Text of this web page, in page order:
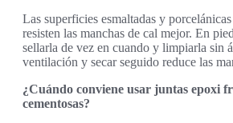
Las superficies esmaltadas y
resisten las manchas de cal mejor. En
sellarla de vez en cuando y limpiarla sin
ventilación y secar seguido reduce las
¿Cuándo conviene usar juntas epoxi
cementosas?